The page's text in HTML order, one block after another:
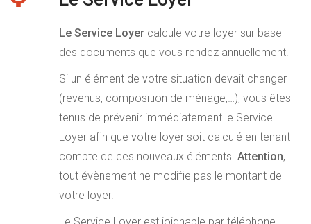
Le Service Loyer calcule votre loyer sur base
des documents que vous rendez annuellement.
Si un élément de votre situation devait changer
(revenus, composition de ménage,…), vous êtes
tenus de prévenir immédiatement le Service
Loyer afin que votre loyer soit calculé en tenant
compte de ces nouveaux éléments. Attention,
tout évènement ne modifie pas le montant de
votre loyer.